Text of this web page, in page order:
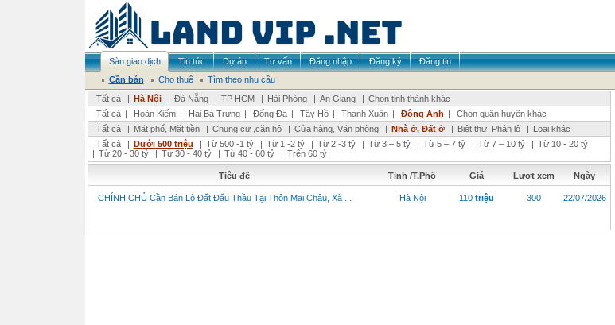
Sàn giao dịch Tin tức Dự án Tư vấn Đăng nhập Đăng ký
Đăng tin
Cần bán
Cho thuê
Tìm theo nhu cầu
Tất cả
| Hà Nội | Đà Nẵng | TP HCM | Hải Phòng | An Giang | Chọn tỉnh thành khác
Tất cả | Hoàn Kiếm | Hai Bà Trưng | Đống Đa | Tây Hồ | Thanh Xuân | Đông Anh |
Chọn quận huyện khác
Tất cả
| Mặt phố, Mặt tiền | Chung cư ,căn hộ | Cửa hàng, Văn phòng | Nhà ở, Đất ở | Biệt thự, Phân lô | Loại khác
Tất cả
| Dưới 500 triệu | Từ 500 -1 tỷ | Từ 1 -2 tỷ | Từ 2 -3 tỷ | Từ 3 – 5 tỷ | Từ 5 – 7 tỷ | Từ 7 – 10 tỷ | Từ 10 - 20 tỷ
| Từ 20 - 30 tỷ | Từ 30 - 40 tỷ | Từ 40 - 60 tỷ | Trên 60 tỷ
Tiêu đề Tỉnh /T.Phố Giá Lượt xem Ngày
CHÍNH CHỦ Cần Bán Lô Đất Đấu Thầu Tại Thôn Mai Châu, Xã ... Hà Nội 110 triệu 300 22/07/2026